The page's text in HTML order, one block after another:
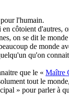
l'humain.
côtoient d'autres,
on se dit le
de monde
qu'on
que le « Maître
tout le
» pour parler à